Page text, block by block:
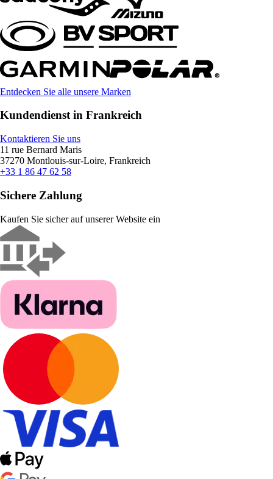
Entdecken Sie alle unsere Marken
Kundendienst in Frankreich
Kontaktieren Sie uns
11 rue Bernard Maris
37270 Montlouis-sur-Loire, Frankreich
+33 1 86 47 62 58
Sichere Zahlung
Kaufen Sie sicher auf unserer Website ein